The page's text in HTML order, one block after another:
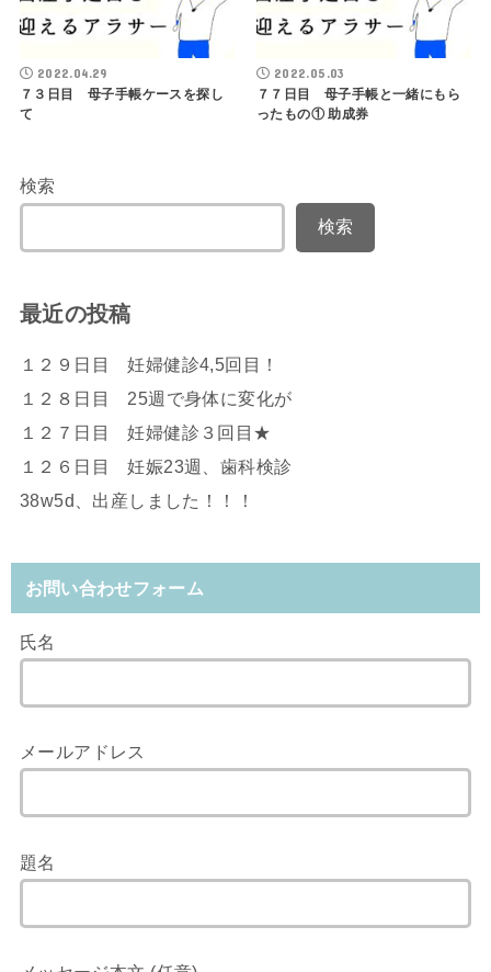
2022.04.29
７３日目 母子手帳ケースを探し
て
2022.05.03
７７日目 母子手帳と一緒にもら
ったもの① 助成券
検索
検索
最近の投稿
１２９日目 妊婦健診4,5回目！
１２８日目 25週で身体に変化が
１２７日目 妊婦健診３回目★
１２６日目 妊娠23週、歯科検診
38w5d、出産しました！！！
お問い合わせフォーム
氏名
メールアドレス
題名